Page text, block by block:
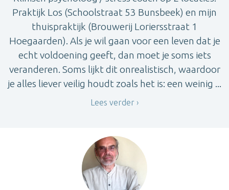
Praktijk Los (Schoolstraat 53 Bunsbeek) en mijn
thuispraktijk (Brouwerij Loriersstraat 1
Hoegaarden). Als je wil gaan voor een leven dat je
echt voldoening geeft, dan moet je soms iets
veranderen. Soms lijkt dit onrealistisch, waardoor
je alles liever veilig houdt zoals het is: een weinig ...
Lees verder